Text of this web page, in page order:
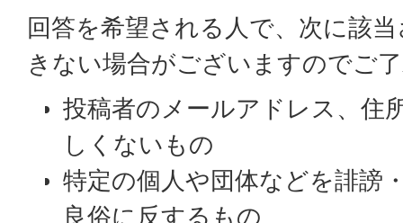
回答を希望される人で、次に該
きない場合がございますのでご
投稿者のメールアドレス、住
しくないもの
特定の個人や団体などを誹謗
良俗に反するもの